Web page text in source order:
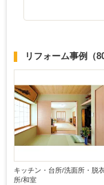
リフォーム事例 （
キッチン・台所/洗面所・脱
所/和室